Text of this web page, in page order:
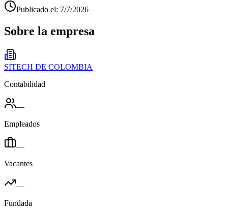
Publicado el: 7/7/2026
Sobre la empresa
SITECH DE COLOMBIA
Contabilidad
—
Empleados
—
Vacantes
—
Fundada